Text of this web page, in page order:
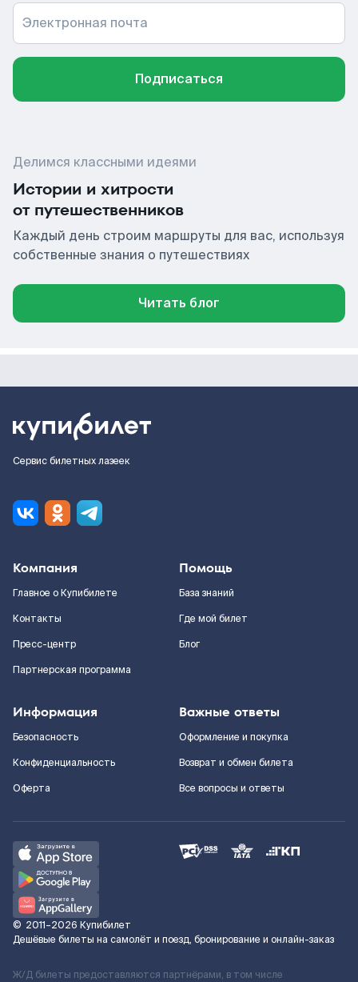
Электронная почта
Подписаться
Делимся классными идеями
Истории и хитрости
от путешественников
Каждый день строим маршруты для вас, используя
собственные знания о путешествиях
Читать блог
Сервис билетных лазеек
Компания
Главное о Купибилете
Контакты
Пресс-центр
Партнерская программа
Помощь
База знаний
Где мой билет
Блог
Информация
Безопасность
Конфиденциальность
Оферта
Важные ответы
Оформление и покупка
Возврат и обмен билета
Все вопросы и ответы
© 2011–2026 Купибилет
Дешёвые билеты на самолёт и поезд, бронирование и онлайн-заказ
Ж/Д билеты предоставляются партнёрами, в том числе